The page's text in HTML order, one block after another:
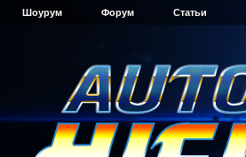
Шоурум Форум Статьи